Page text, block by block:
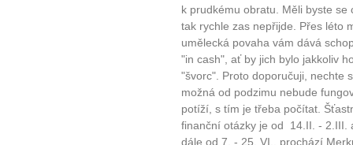
k prudkému obratu. Měli byste
tak rychle zas nepřijde. Přes léto
umělecká povaha vám dává
"in cash", ať by jich bylo jakkoliv
"švorc". Proto doporučuji, nechte
možná od podzimu nebude
potíží, s tím je třeba počítat.
finanční otázky je od 14.II. - 2.III.
dále od 7. - 25. VI., prochází